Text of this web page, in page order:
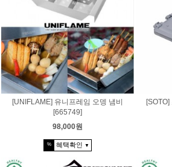
[UNIFLAME] 유니프레임 오뎅 냄비
[665749]
98,000원
% 혜택확인 ▼